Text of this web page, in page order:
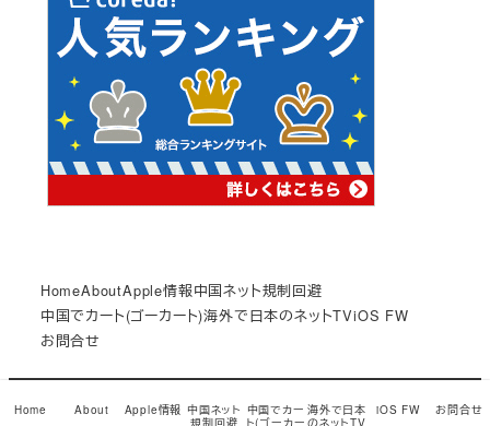
HomeAboutApple情報中国ネット規制回避
中国でカート(ゴーカート)海外で日本のネットTViOS FW
お問合せ
© Copyright 2017小龍茶館Snow Monkey theme by
Home About Apple情報 中国ネット
規制回避
中国でカー
ト(ゴーカー
海外で日本
のネットTV
iOS FW お問合せ